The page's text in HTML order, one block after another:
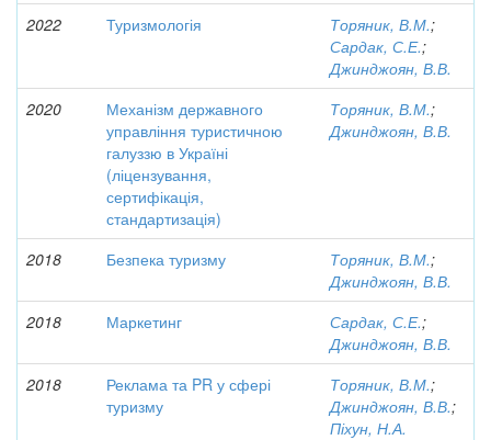
2022
Туризмологія Торяник, В.М.;
Сардак, С.Е.;
Джинджоян, В.В.
2020
Механізм державного
управління туристичною
галуззю в Україні
(ліцензування,
сертифікація,
стандартизація)
Торяник, В.М.;
Джинджоян, В.В.
2018 Безпека туризму Торяник, В.М.;
Джинджоян, В.В.
2018
Маркетинг Сардак, С.Е.;
Джинджоян, В.В.
2018
Реклама та PR у сфері
туризму
Торяник, В.М.;
Джинджоян, В.В.;
Піхун, Н.А.